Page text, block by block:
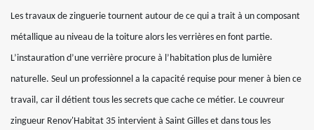
Les travaux de zinguerie tournent autour de ce qui a trait à un composant
métallique au niveau de la toiture alors les verrières en font partie.
L’instauration d’une verrière procure à l’habitation plus de lumière
naturelle. Seul un professionnel a la capacité requise pour mener à bien ce
travail, car il détient tous les secrets que cache ce métier. Le couvreur
zingueur Renov'Habitat 35 intervient à Saint Gilles et dans tous les